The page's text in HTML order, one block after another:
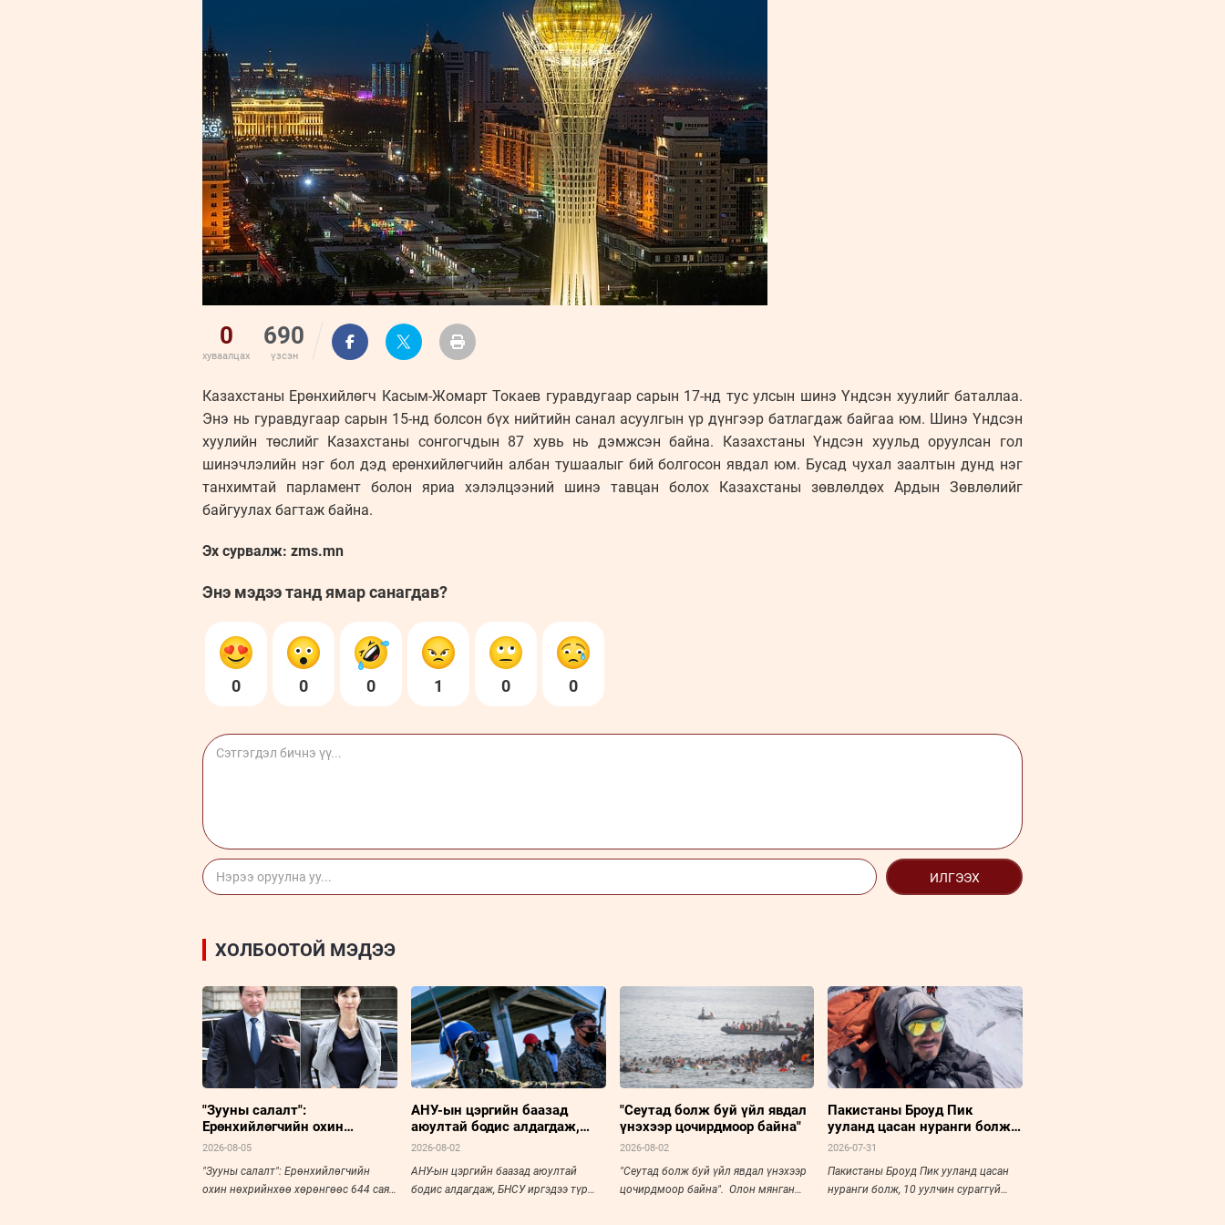
УРЛАГ
0
хуваалцах
690
үзсэн
Казахстаны Ерөнхийлөгч Касым-Жомарт Токаев гуравдугаар сарын 17-нд тус улсын шинэ Үндсэн хуулийг баталлаа.
Энэ нь гуравдугаар сарын 15-нд болсон бүх нийтийн санал асуулгын үр дүнгээр батлагдаж байгаа юм. Шинэ Үндсэн
хуулийн төслийг Казахстаны сонгогчдын 87 хувь нь дэмжсэн байна. Казахстаны Үндсэн хуульд оруулсан гол
шинэчлэлийн нэг бол дэд ерөнхийлөгчийн албан тушаалыг бий болгосон явдал юм. Бусад чухал заалтын дунд нэг
танхимтай парламент болон яриа хэлэлцээний шинэ тавцан болох Казахстаны зөвлөлдөх Ардын Зөвлөлийг
байгуулах багтаж байна.
Эх сурвалж: zms.mn
Энэ мэдээ танд ямар санагдав?
0 0 0 1 0 0
ИЛГЭЭХ
ХОЛБООТОЙ МЭДЭЭ
"Зууны салалт":
Ерөнхийлөгчийн охин
нөхрийнхөө хөрөнгөөс 644
болов
2026-08-05
"Зууны салалт": Ерөнхийлөгчийн
охин нөхрийнхөө хөрөнгөөс 644 сая
АНУ-ын цэргийн баазад
аюултай бодис алдагдаж,
БНСУ иргэдээ түр нүүлгэн
2026-08-02
АНУ-ын цэргийн баазад аюултай
бодис алдагдаж, БНСУ иргэдээ түр
"Сеутад болж буй үйл явдал
үнэхээр цочирдмоор байна"
2026-08-02
"Сеутад болж буй үйл явдал үнэхээр
цочирдмоор байна". Олон мянган
Пакистаны Броуд Пик
ууланд цасан нуранги болж,
10 уулчин сураггүй болжээ
2026-07-31
Пакистаны Броуд Пик ууланд цасан
нуранги болж, 10 уулчин сураггүй